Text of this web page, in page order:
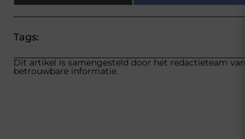
Tags:
Dit artikel is samengesteld door het redactieteam
betrouwbare informatie.